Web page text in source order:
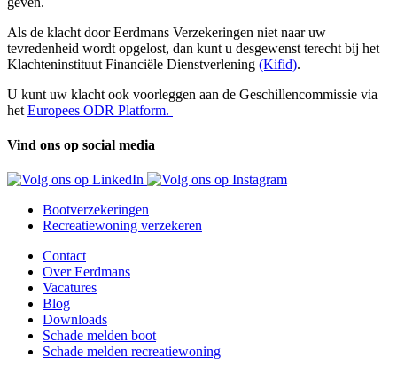
Als de klacht door Eerdmans Verzekeringen niet naar uw
tevredenheid wordt opgelost, dan kunt u desgewenst terecht bij het
Klachteninstituut Financiële Dienstverlening (Kifid).
U kunt uw klacht ook voorleggen aan de Geschillencommissie via
het Europees ODR Platform.
Vind ons op social media
Bootverzekeringen
Recreatiewoning verzekeren
Contact
Over Eerdmans
Vacatures
Blog
Downloads
Schade melden boot
Schade melden recreatiewoning